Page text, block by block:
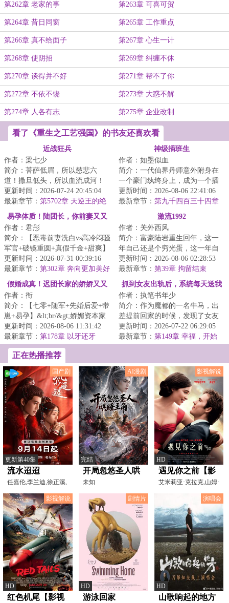
第262章 老家的事 第263章 可喜可贺
第264章 昔日同窗 第265章 工作重点
第266章 真不给面子 第267章 心生一计
第268章 使阴招 第269章 纠缠不休
第270章 谈得并不好 第271章 帮不了你
第272章 不依不饶 第273章 大惑不解
第274章 人各有志 第275章 企业改制
看了《重生之工艺强国》的书友还喜欢看
近战狂兵
作者：梁七少
简介：菩萨低眉，所以慈悲六
道！撒旦低头，所以血流成河！
以撒旦之名，专职杀戮，他要当
最强的那个男人！...
更新时间：2026-07-24 20:45:04
最新章节： 第5702章 天逆王的绝
境！
神级插班生
作者：如墨似血
简介：一代仙界丹师意外附身在
一个豪门纨绔身上，成为一个插
班生，以一身神奇仙术，混迹于
美女丛中，在都...
更新时间：2026-08-06 22:41:06
最新章节： 第九千四百三十四章
易孕体质！陆团长，你前妻又又
作者：君彤
简介：【恶毒前妻洗白vs高冷闷骚
军官+破镜重圆+真假千金+甜爽】
&lt;br/&gt;沈诗念一睁眼，发现自
己穿成了...
更新时间：2026-07-31 00:39:16
最新章节： 第302章 奔向更加美好
的未来（大结局）
激流1992
作者：关外西风
简介：富豪陆岩重生回年，这一
年自己还是个穷光蛋，这一年自
己什么都不是。&lt;br/&gt;但是这
一年她还在...
更新时间：2026-08-06 02:28:53
最新章节： 第39章 拘留结束
假婚成真！迟团长家的娇娇又又
作者：衔
简介：【七零+随军+先婚后爱+带
崽+易孕】&lt;br/&gt;娇媚资本家
小姐VS高冷禁欲军官&lt;br/&gt;
上一世，叶...
更新时间：2026-08-06 11:31:42
最新章节： 第178章 以牙还牙
抓到女友出轨后，系统每天送我
三百万！
作者：执笔书年少
简介：作为魔都的一名牛马，出
差提前回家的时候，发现了女友
出轨。&lt;br/&gt;一气之下，痛打
狗男女，林...
更新时间：2026-07-22 06:29:05
最新章节： 第149章 幸福，开始
正在热播推荐
国产剧
更新第40集
流水迢迢
任嘉伦,李兰迪,徐正溪,
高寒,张雅钦,赵华为,
AI漫剧
完结
开局忽悠圣人哄
睡主角
未知
影视解说
HD
遇见你之前【影
视解说】
艾米莉亚·克拉克,山姆·
克拉弗林,珍妮·麦
影视解说
HD
红色机尾【影视
剧情片
HD
游泳回家
演唱会
HD
山歌响起的地方